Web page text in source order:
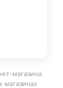
магазина
магазинах